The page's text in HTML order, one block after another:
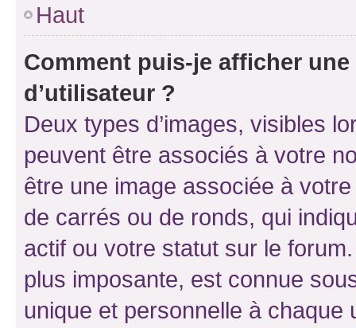
Haut
Comment puis-je afficher
d’utilisateur ?
Deux types d’images, visibles
peuvent être associés à votre
être une image associée à
de carrés ou de ronds, qui
actif ou votre statut sur le
plus imposante, est connue
unique et personnelle à chaque